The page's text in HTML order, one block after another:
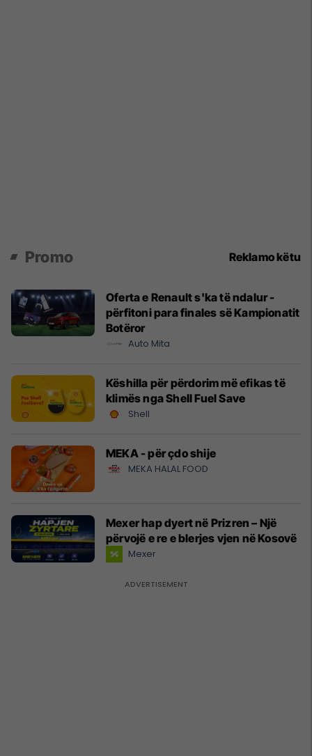
Promo Reklamo këtu
Oferta e Renault s'ka të ndalur -
përfitoni para finales së Kampionatit
Botëror
Auto Mita
Këshilla për përdorim më efikas të
klimës nga Shell Fuel Save
Shell
MEKA - për çdo shije
MEKA HALAL FOOD
Mexer hap dyert në Prizren – Një
përvojë e re e blerjes vjen në Kosovë
Mexer